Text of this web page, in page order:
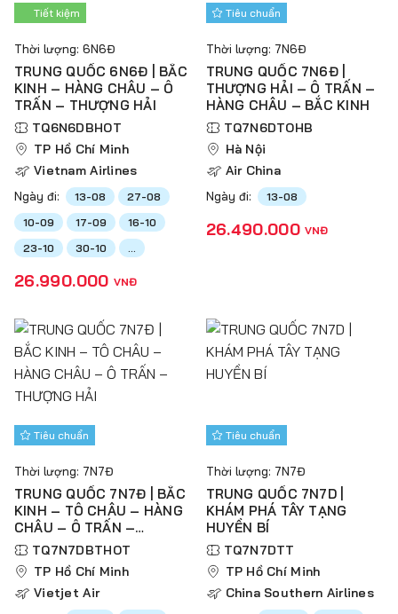
Tiết kiệm
Thời lượng: 6N6Đ
TRUNG QUỐC 6N6Đ | BẮC
KINH – HÀNG CHÂU – Ô
TRẤN – THƯỢNG HẢI
TQ6N6DBHOT
TP Hồ Chí Minh
Vietnam Airlines
Ngày đi: 13-08
27-08
10-09
17-09
16-10
23-10
30-10 ...
26.990.000 VNĐ
Tiêu chuẩn
Thời lượng: 7N6Đ
TRUNG QUỐC 7N6Đ |
THƯỢNG HẢI – Ô TRẤN –
HÀNG CHÂU – BẮC KINH
TQ7N6DTOHB
Hà Nội
Air China
Ngày đi: 13-08
26.490.000 VNĐ
Tiêu chuẩn
Thời lượng: 7N7Đ
TRUNG QUỐC 7N7Đ | BẮC
KINH – TÔ CHÂU – HÀNG
CHÂU – Ô TRẤN –
THƯỢNG HẢI
TQ7N7DBTHOT
TP Hồ Chí Minh
Vietjet Air
Tiêu chuẩn
Thời lượng: 7N7Đ
TRUNG QUỐC 7N7D |
KHÁM PHÁ TÂY TẠNG
HUYỀN BÍ
TQ7N7DTT
TP Hồ Chí Minh
China Southern Airlines